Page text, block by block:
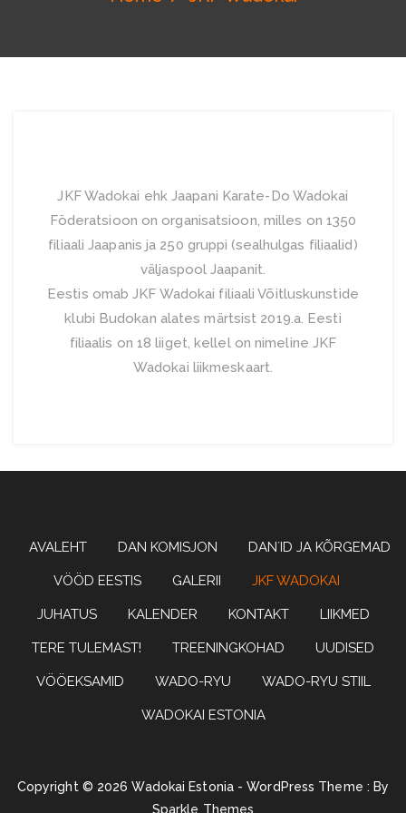
JKF Wadokai ehk Jaapani Karate-Do Wadokai
Föderatsioon on organisatsioon, milles on 1350
filiaali Jaapanis ja 250 gruppi (sealhulgas filiaalid)
väljaspool Jaapanit.
Eestis omab JKF Wadokai filiaali Võitluskunstide
klubi Budokan alates märtsist 2019.a. Eesti
filiaalis on 18 liiget, kellel on nimeline JKF
Wadokai liikmeskaart.
WADOKAI
ESTONIA
AVALEHT DAN KOMISJON DAN´ID JA KÕRGEMAD
VÖÖD EESTIS GALERII JKF WADOKAI
JUHATUS KALENDER KONTAKT LIIKMED
TERE TULEMAST! TREENINGKOHAD UUDISED
VÖÖEKSAMID WADO-RYU WADO-RYU STIIL
WADOKAI ESTONIA
Copyright © 2026 Wadokai Estonia - WordPress Theme : By
Sparkle Themes